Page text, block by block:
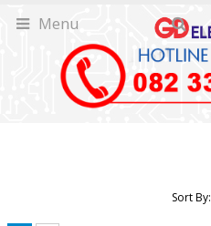
Menu
Sort By: